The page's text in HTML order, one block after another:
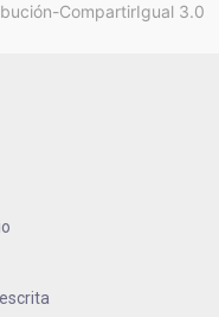
CompartirIgual 3.0